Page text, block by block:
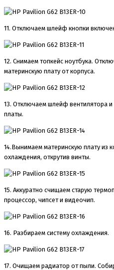
11. Отключаем шлейф кнопки
12. Снимаем топкейс ноутбука.
материнскую плату от корпуса.
13. Отключаем шлейф вентилятора
платы.
14.Вынимаем материнскую плату из
охлаждения, открутив винты.
15. Аккуратно счищаем старую
процессор, чипсет и видеочип.
16. Разбираем систему охлаждения.
17. Очищаем радиатор от пыли.